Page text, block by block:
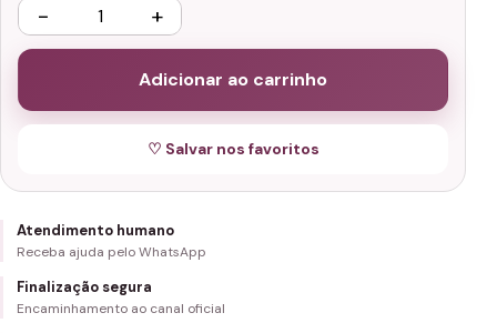
− +
Adicionar ao carrinho
♡ Salvar nos favoritos
Atendimento humano
Receba ajuda pelo WhatsApp
Finalização segura
Encaminhamento ao canal oficial